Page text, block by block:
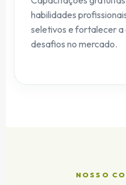
habilidades
seletivos e fortalecer a
desafios no mercado.
NOSSO